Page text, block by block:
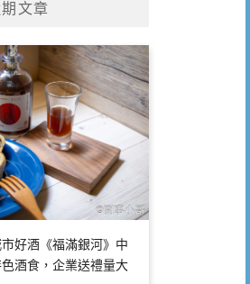
文章
好酒《福滿銀河》中
酒食，企業送禮量大